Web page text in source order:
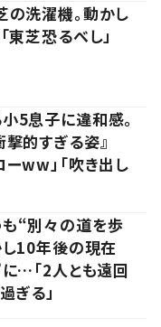
洗濯機。動かし
東芝恐るべし」
5息子に違和感。
的すぎる姿』
ww」「吹き出し
“別々の道を歩
し10年後の現在
…「2人とも遠回
ぎる」